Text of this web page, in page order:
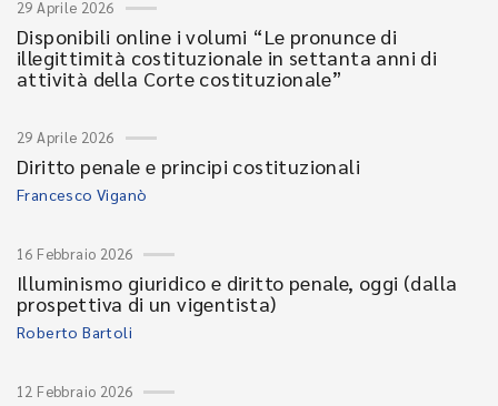
29 Aprile 2026
Disponibili online i volumi “Le pronunce di
illegittimità costituzionale in settanta anni di
attività della Corte costituzionale”
29 Aprile 2026
Diritto penale e principi costituzionali
Francesco Viganò
16 Febbraio 2026
Illuminismo giuridico e diritto penale, oggi (dalla
prospettiva di un vigentista)
Roberto Bartoli
12 Febbraio 2026